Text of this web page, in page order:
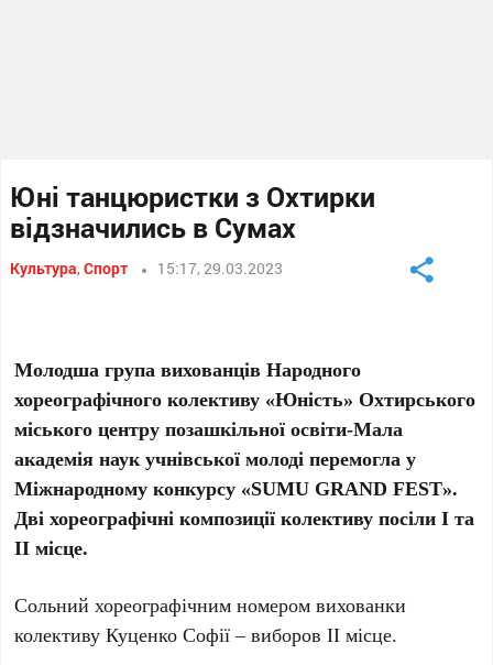
Юні танцюристки з Охтирки
відзначились в Сумах
Культура,Спорт 15:17, 29.03.2023
Молодша група вихованців Народного
хореографічного колективу «Юність» Охтирського
міського центру позашкільної освіти-Мала
академія наук учнівської молоді перемогла у
Міжнародному конкурсу «SUMU GRAND FEST».
Дві хореографічні композиції колективу посіли І та
ІІ місце.
Сольний хореографічним номером вихованки
колективу Куценко Софії – виборов ІІ місце.